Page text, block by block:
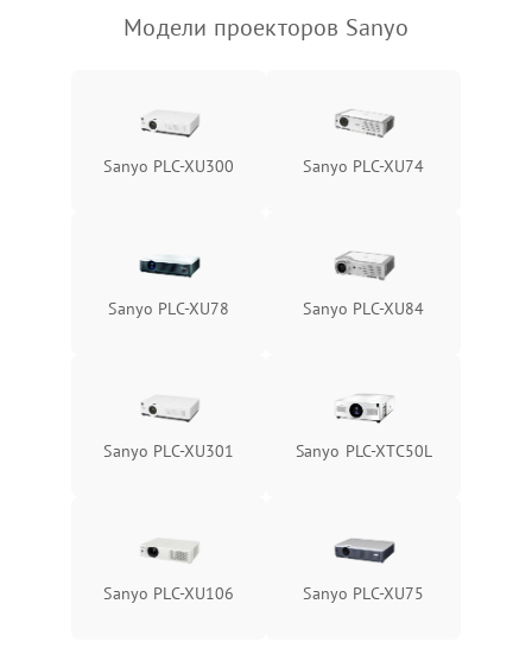
Модели проекторов Sanyo
Sanyo PLC-XU300 Sanyo PLC-XU74
Sanyo PLC-XU78 Sanyo PLC-XU84
Sanyo PLC-XU301 Sanyo PLC-XTC50L
Sanyo PLC-XU106 Sanyo PLC-XU75